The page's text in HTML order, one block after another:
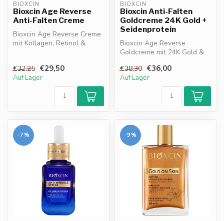
BIOXCIN
Bioxcin Age Reverse
Anti-Falten Creme
Bioxcin Age Reverse Creme
mit Kollagen, Retinol &
€32,25 €29,50
Auf Lager
BIOXCIN
Bioxcin Anti-Falten
Goldcreme 24K Gold +
Seidenprotein
Bioxcin Age Reverse
Goldcreme mit 24K Gold &
feine Lini...
€38,30 €36,00
Auf Lager
-7% -9%